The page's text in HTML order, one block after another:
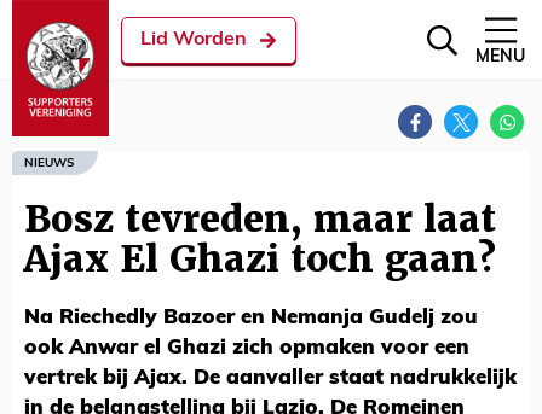
Lid Worden
MENU
NIEUWS
Bosz tevreden, maar laat
Ajax El Ghazi toch gaan?
Na Riechedly Bazoer en Nemanja Gudelj zou
ook Anwar el Ghazi zich opmaken voor een
vertrek bij Ajax. De aanvaller staat nadrukkelijk
in de belangstelling bij Lazio. De Romeinen